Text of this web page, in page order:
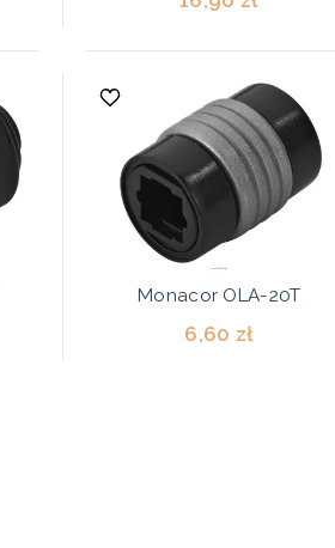
Monacor OLA-20T
6,60 zł